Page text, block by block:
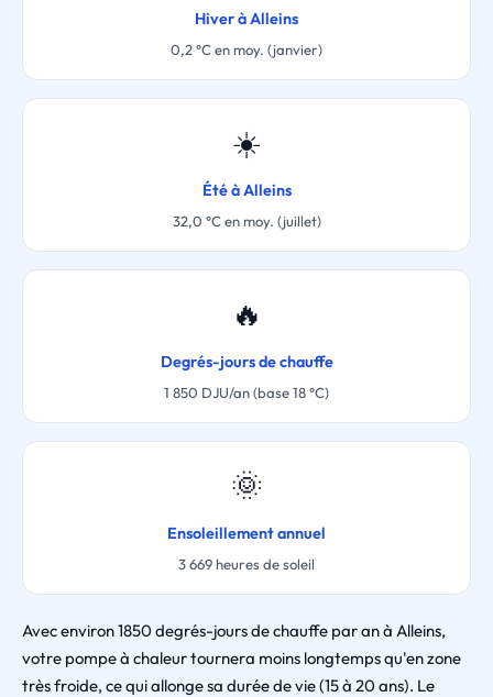
Hiver à Alleins
0,2 °C en moy. (janvier)
☀️
Été à Alleins
32,0 °C en moy. (juillet)
🔥
Degrés-jours de chauffe
1 850 DJU/an (base 18 °C)
🌞
Ensoleillement annuel
3 669 heures de soleil
Avec environ 1850 degrés-jours de chauffe par an à Alleins,
votre pompe à chaleur tournera moins longtemps qu'en zone
très froide, ce qui allonge sa durée de vie (15 à 20 ans). Le